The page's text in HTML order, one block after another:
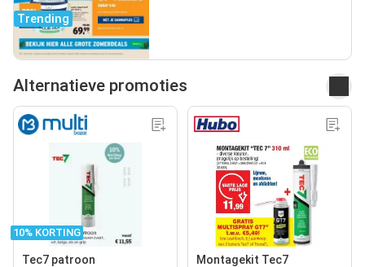
Trending
Alternatieve promoties
10% KORTING
Tec7 patroon Montagekit Tec7